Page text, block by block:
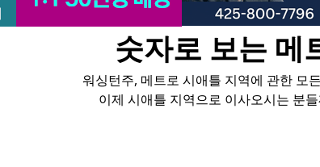
숫자로 보는 메
워싱턴주, 메트로 시애틀 지역에 관한 모
이제 시애틀 지역으로 이사오시는 분